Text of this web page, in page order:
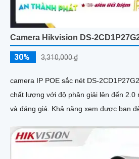
Camera Hikvision DS-
30% 3,310,000 ₫
camera IP POE sắc nét DS-
chất lượng với độ phân giải lên đến 2.0
và đáng giá. Khả năng xem được